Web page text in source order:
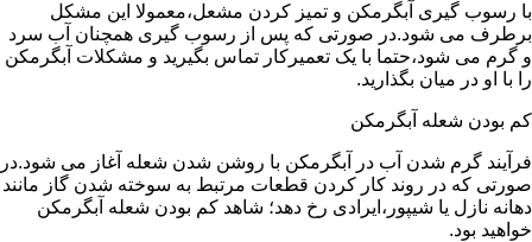
با رسوب گیری آبگرمکن و تمیز کردن مشعل،معمولا این مشکل
برطرف می شود.در صورتی که پس از رسوب گیری همچنان آب سرد
و گرم می شود،حتما با یک تعمیرکار تماس بگیرید و مشکلات آبگرمکن
را با او در میان بگذارید.
کم بودن شعله آبگرمکن
فرآیند گرم شدن آب در آبگرمکن با روشن شدن شعله آغاز می شود.در
صورتی که در روند کار کردن قطعات مرتبط به سوخته شدن گاز مانند
دهانه نازل یا شیپور،ایرادی رخ دهد؛ شاهد کم بودن شعله آبگرمکن
خواهید بود.